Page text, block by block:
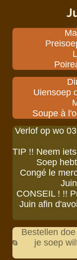
Uiensoep
Soupe à
Verlof op wo
TIP !! Neem
Soep
Congé le
CONSEIL ! !!
Juin afin
Bestellen
je soep